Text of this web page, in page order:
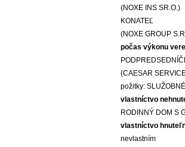
(NOXE INS SR.O.)
KONATEĽ
(NOXE GROUP
počas výkonu
(CAESAR
požitky:
vlastníctvo
RODINNÝ DOM S
vlastníctvo
nevlastním